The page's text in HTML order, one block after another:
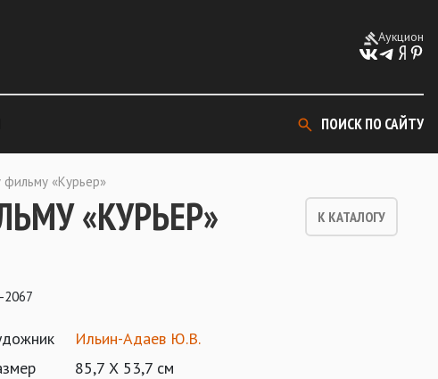
Аукцион
ПОИСК ПО САЙТУ
«Курьер»
«КУРЬЕР» К КАТАЛОГУ
2067
Ильин-Адаев Ю.В.
85,7 Х 53,7 см